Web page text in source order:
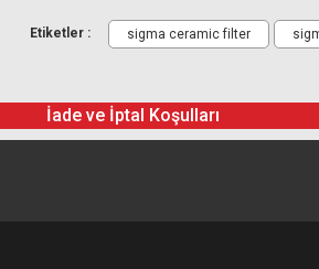
Sigma 77mm WR Seramik Koruyucu
Etiketler : sigma ceramic filter
İade ve İptal Koşulları